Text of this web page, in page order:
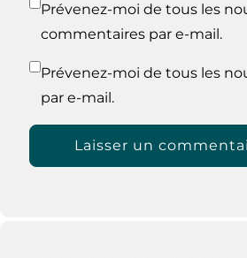
Prévenez-moi de tous les
commentaires par e-mail.
Prévenez-moi de tous les
par e-mail.